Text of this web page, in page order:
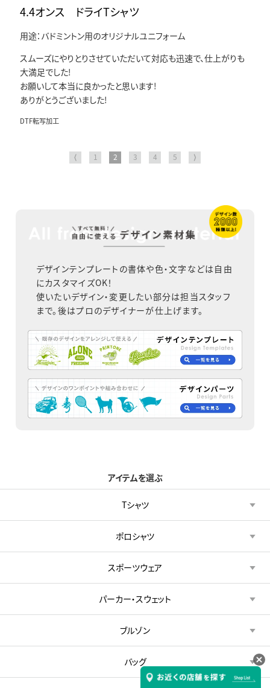
4.4オンス ドライTシャツ
用途：バドミントン用のオリジナルユニフォーム
スムーズにやりとりさせていただいて対応も迅速で、仕上がりも
大満足でした!
お願いして本当に良かったと思います!
ありがとうございました!
DTF転写加工
⟨ 1 2 3 4 5 ⟩
デザインテンプレートの書体や色・文字などは自由
にカスタマイズOK！
使いたいデザイン・変更したい部分は担当スタッフ
まで。後はプロのデザイナーが仕上げます。
アイテムを選ぶ
Tシャツ
ポロシャツ
スポーツウェア
パーカー・スウェット
ブルゾン
バッグ